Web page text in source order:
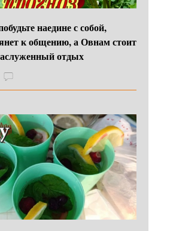
наедине с собой,
к общению, а Овнам стоит
отдых